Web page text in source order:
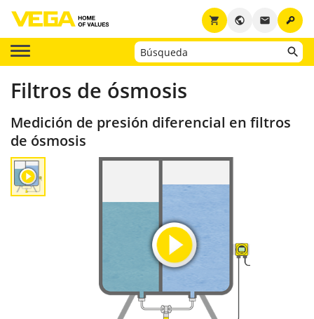
key
email
public
shopping_cart
Filtros de ósmosis
Medición de presión diferencial en filtros
de ósmosis